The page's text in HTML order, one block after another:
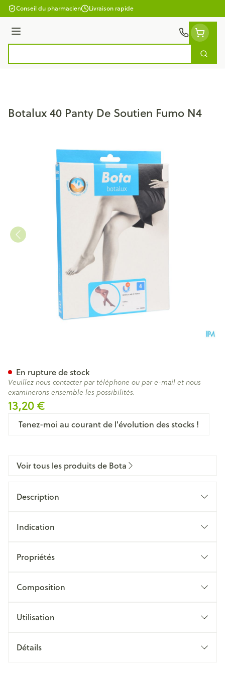
Aller au contenu
Conseil du pharmacien Livraison rapide
Menu
Botalux 40 Panty De Soutien Fumo N4
13,20 €
Tenez-moi au courant de l'évolution des stocks !
En rupture de stock
Veuillez nous contacter par téléphone ou par e-mail et nous
examinerons ensemble les possibilités.
Voir tous les produits de Bota
Description
Indication
Propriétés
Composition
Utilisation
Détails